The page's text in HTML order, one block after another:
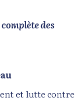
des
et lutte